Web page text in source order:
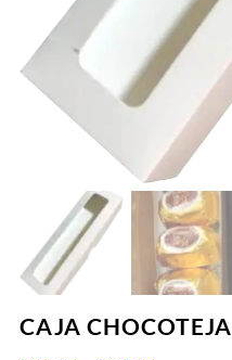
CAJA CHOCOTEJA